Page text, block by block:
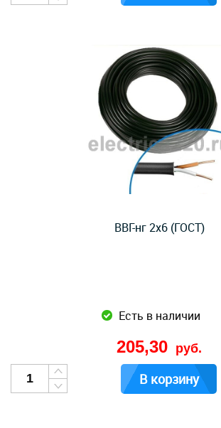
ВВГ-нг 2x6 (ГОСТ)
Есть в наличии
205,30 руб.
В корзину